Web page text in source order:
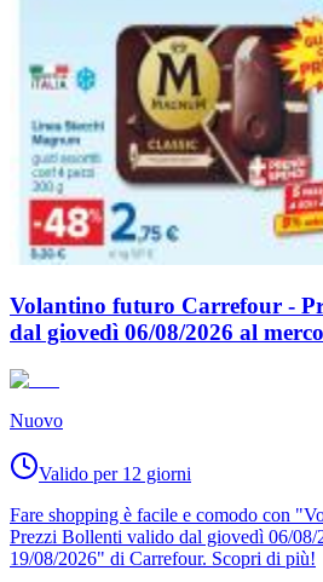
Volantino futuro Carrefour -
dal giovedì 06/08/2026 al
Nuovo
Valido per 12 giorni
Fare shopping è facile e comodo con
Prezzi Bollenti valido dal giovedì 06/08/
19/08/2026" di Carrefour. Scopri di più!